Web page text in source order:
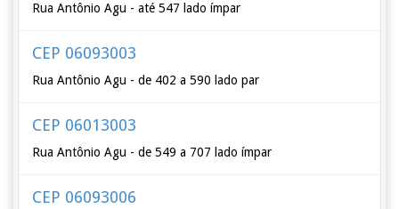
Rua Antônio Agu - até 547 lado ímpar
CEP 06093003
Rua Antônio Agu - de 402 a 590 lado par
CEP 06013003
Rua Antônio Agu - de 549 a 707 lado ímpar
CEP 06093006